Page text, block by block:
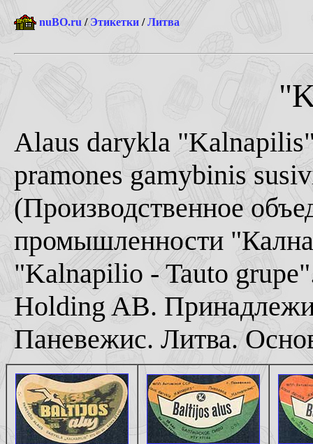
nuBO.ru /Этикетки /Литва
Alaus darykla
pramones gamybinis
(Производственное
промышленности
"Kalnapilio - Tauto
Holding AB.
Паневежис. Литва.